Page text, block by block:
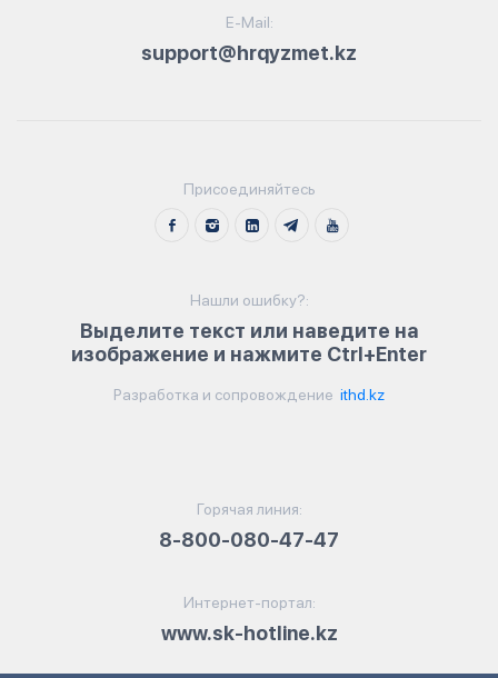
E-Mail:
support@hrqyzmet.kz
Присоединяйтесь
Нашли ошибку?:
Выделите текст или наведите на
изображение и нажмите Ctrl+Enter
Разработка и сопровождение ithd.kz
Горячая линия:
8-800-080-47-47
Интернет-портал:
www.sk-hotline.kz